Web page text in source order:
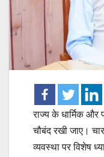
राज्य के धार्मिक और
चौबंद रखी जाए।
व्यवस्था पर विशेष